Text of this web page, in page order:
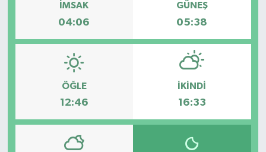
İMSAK
04:06
GÜNEŞ
05:38
ÖĞLE
12:46
İKINDI
16:33